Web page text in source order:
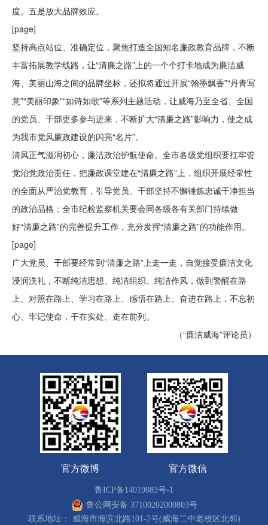
度。五是放大品牌效应。
[page]
坚持高点站位、准确定位，聚焦打造全国知名廉政教育品牌，不断
丰富拓展教学线路，让“清廉之路”上的一个个打卡地成为廉洁威
海、美丽山海之间的品牌坐标，还拟将通过开展“翰墨飘香”“丹青写
意”“美丽印象”“如诗如歌”等系列主题活动，让威海乃至全省、全国
的党员、干部更多参与进来，不断扩大“清廉之路”影响力，使之成
为我市党风廉政建设的闪亮“名片”。
清风正气滋润初心，廉洁政治护航使命。全市各级党组织要扛牢管
党治党政治责任，把廉政课堂建在“清廉之路”上，组织开展经常性
的全面从严治党教育，引导党员、干部坚持不懈锤炼忠诚干净担当
的政治品格；全市纪检监察机关要会同各级各有关部门持续做
好“清廉之路”的完善提升工作，充分发挥“清廉之路”的功能作用。
[page]
广大党员、干部要经常到“清廉之路”上走一走，自觉接受廉洁文化
浸润洗礼，不断纯洁思想、纯洁组织、纯洁作风，做到警醒在路
上、对照在路上、学习在路上、感悟在路上、奋进在路上，不忘初
心、牢记使命，干在实处、走在前列。
（“廉洁威海”评论员）
官方微博 官方微信
鲁ICP备14019083号-1
鲁公网安备 37100202000803号
联系地址： 威海市海滨北路101-2号(威海二中老校区北邻)